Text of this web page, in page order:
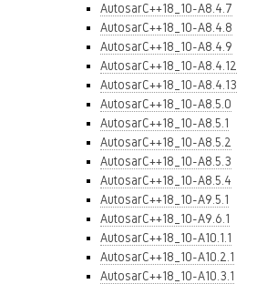
AutosarC++18_10-A8.4.7
AutosarC++18_10-A8.4.8
AutosarC++18_10-A8.4.9
AutosarC++18_10-A8.4.12
AutosarC++18_10-A8.4.13
AutosarC++18_10-A8.5.0
AutosarC++18_10-A8.5.1
AutosarC++18_10-A8.5.2
AutosarC++18_10-A8.5.3
AutosarC++18_10-A8.5.4
AutosarC++18_10-A9.5.1
AutosarC++18_10-A9.6.1
AutosarC++18_10-A10.1.1
AutosarC++18_10-A10.2.1
AutosarC++18_10-A10.3.1